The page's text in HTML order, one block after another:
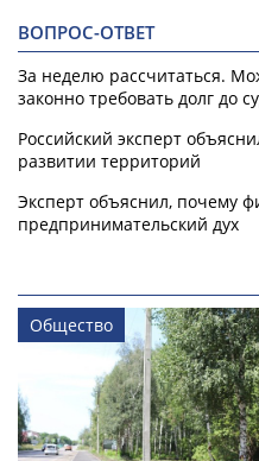
ВОПРОС-ОТВЕТ
За неделю рассчитаться.
законно требовать долг до
Российский эксперт
развитии территорий
Эксперт объяснил, почему
предпринимательский дух
Общество